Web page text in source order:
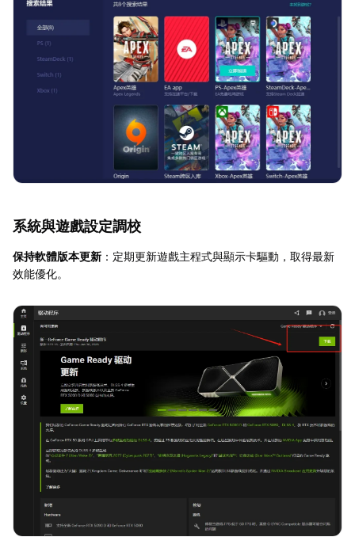
系統與遊戲設定調校
保持軟體版本更新 ：定期更新遊戲主程式與顯示卡驅動，取得最新
效能優化。